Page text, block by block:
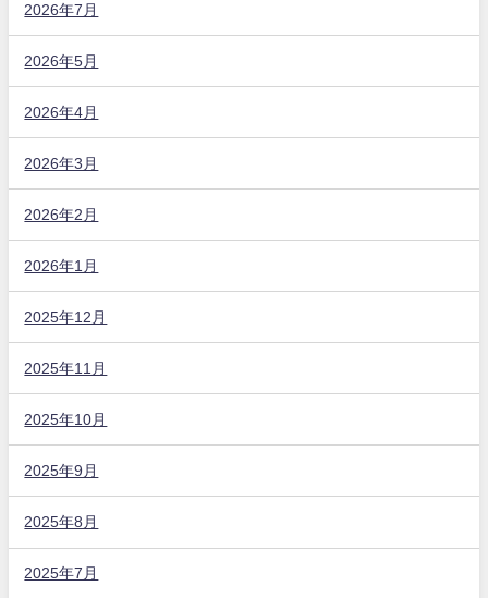
2026年7月
2026年5月
2026年4月
2026年3月
2026年2月
2026年1月
2025年12月
2025年11月
2025年10月
2025年9月
2025年8月
2025年7月